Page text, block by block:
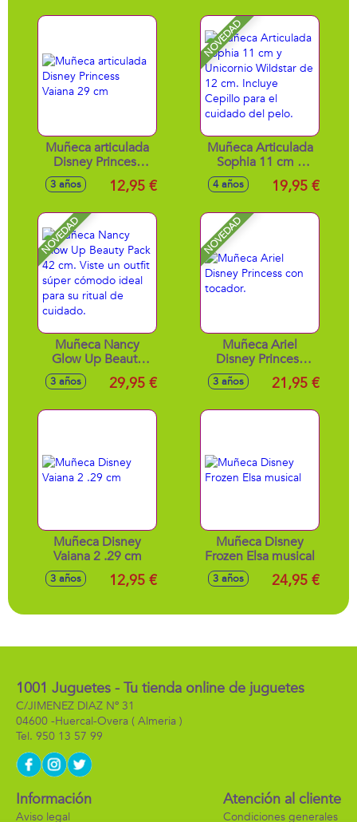
Muñeca articulada
Disney Princess
Vaiana 29 cm
3 años 12,95 €
NOVEDAD
Muñeca Articulada
Sophia 11 cm y
Unicornio Wildstar
de 12 cm. Incluye
cuidado del pelo.
4 años 19,95 €
NOVEDAD
Muñeca Nancy
Glow Up Beauty
Pack 42 cm. Viste
un outfit súper
3 años 29,95 €
NOVEDAD
Muñeca Ariel
Disney Princess
con tocador.
3 años 21,95 €
Muñeca Disney
Vaiana 2 .29 cm
3 años 12,95 €
Muñeca Disney
Frozen Elsa musical
3 años 24,95 €
1001 Juguetes - Tu tienda online de juguetes
C/JIMENEZ DIAZ Nº 31
04600 -Huercal-Overa ( Almeria )
950 13 57 99
Información
Aviso legal
Atención al cliente
Condiciones generales